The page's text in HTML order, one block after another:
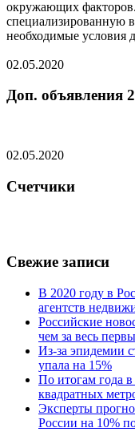
окружающих
специализированную
необходимые условия
02.05.2020
Доп. объявления
02.05.2020
Счетчики
Свежие записи
В 2020 году в
агентств
Российские
чем за весь
Из-за эпидемии
упала на 15%
По итогам года
квадратных
Эксперты
России на 10%